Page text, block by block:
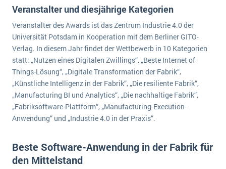
SAP übernimmt Reltio für eine bessere
Datenintegration
Die „SaaSpocalypse“: Was ist das und was bedeutet es für die Zukunft von Unternehmenssoftware?
SAP investiert mit zwei strategischen Übernahmen in Enterprise-KI
ERP-Trends in der Produktion
NACHRICHTENARCHIV
Veranstalter und diesjährige Kategorien
Veranstalter des Awards ist das Zentrum Industrie 4.0 der
Universität Potsdam in Kooperation mit dem Berliner GITO-
Verlag. In diesem Jahr findet der Wettbewerb in 10 Kategorien
statt: „Nutzen eines Digitalen Zwillings“, „Beste Internet of
Things-Lösung“, „Digitale Transformation der Fabrik“,
„Künstliche Intelligenz in der Fabrik“, „Die resiliente Fabrik“,
„Manufacturing BI und Analytics“, „Die nachhaltige Fabrik“,
„Fabriksoftware-Plattform“, „Manufacturing-Execution-
Anwendung“ und „Industrie 4.0 in der Praxis“.
Beste Software-Anwendung in der Fabrik für
den Mittelstand